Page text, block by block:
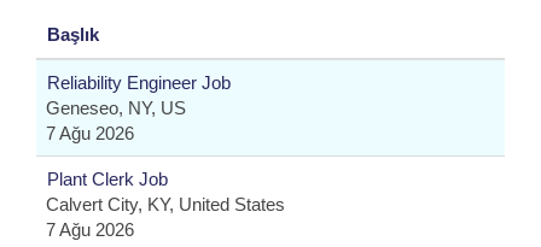
Başlık
Reliability Engineer Job
Geneseo, NY, US
7 Ağu 2026
Plant Clerk Job
Calvert City, KY, United States
7 Ağu 2026